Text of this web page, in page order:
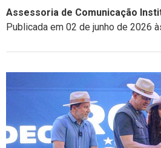
Assessoria de Comunicação
Publicada em 02 de junho de 2026